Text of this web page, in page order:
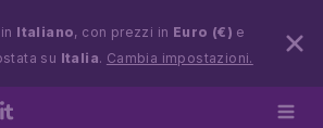
Italiano, con prezzi in Euro (€) e
su Italia. Cambia impostazioni.